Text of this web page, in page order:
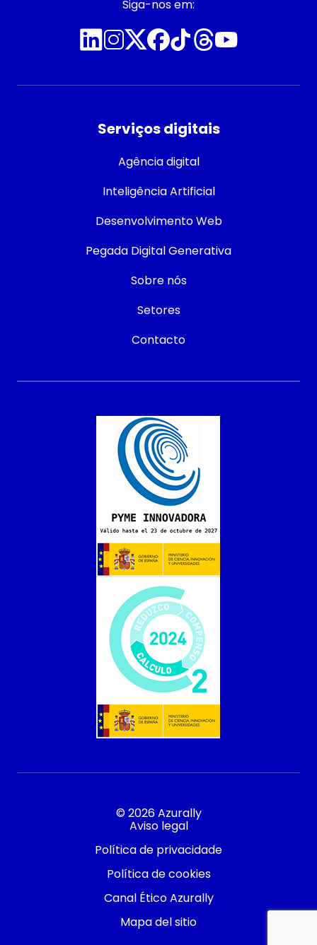
Contacto
Siga-nos em:
Serviços digitais
Agência digital
Inteligência Artificial
Desenvolvimento Web
Pegada Digital Generativa
Sobre nós
Setores
Contacto
© 2026 Azurally
Aviso legal
Política de privacidade
Política de cookies
Canal Ético Azurally
Mapa del sitio